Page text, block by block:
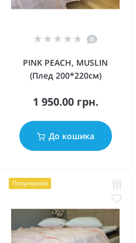
0
PINK PEACH, MUSLIN
(Плед 200*220см)
1 950.00 грн.
До кошика
Популярний